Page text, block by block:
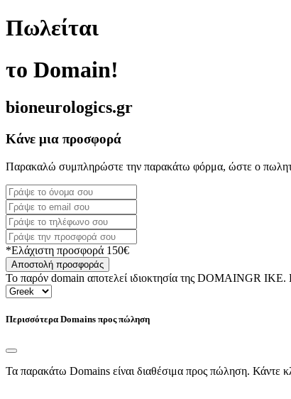
Πωλείται
το Domain!
bioneurologics.gr
Κάνε μια προσφορά
Παρακαλώ συμπληρώστε την παρακάτω φόρμα, ώστε ο
*Ελάχιστη προσφορά 150€
Αποστολή προσφοράς
Το παρόν domain αποτελεί ιδιοκτησία της DOMAINGR ΙΚΕ.
Περισσότερα Domains προς πώληση
Τα παρακάτω Domains είναι διαθέσιμα προς πώληση. Κάντε